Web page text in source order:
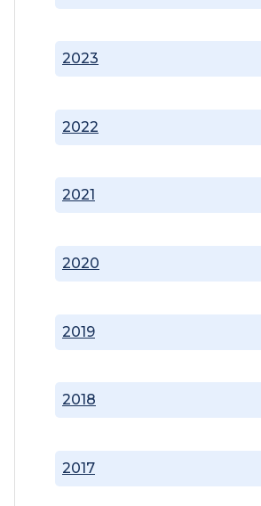
2017
2018
2019
2020
2021
2022
2023